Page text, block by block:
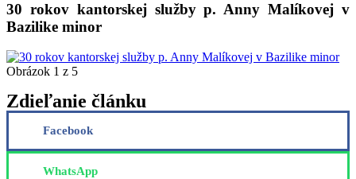
30 rokov kantorskej služby p. Anny Malíkovej v
Bazilike minor
Obrázok 1 z 5
Zdieľanie článku
Facebook
WhatsApp